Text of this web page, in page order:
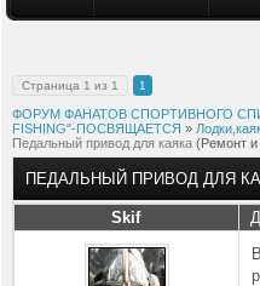
Страница 1 из 1 1
ФОРУМ ФАНАТОВ СПОРТИВНОГО
FISHING"-ПОСВЯЩАЕТСЯ »
Педальный привод для каяка (Ремонт и
ПЕДАЛЬНЫЙ ПРИВОД ДЛЯ
Skif